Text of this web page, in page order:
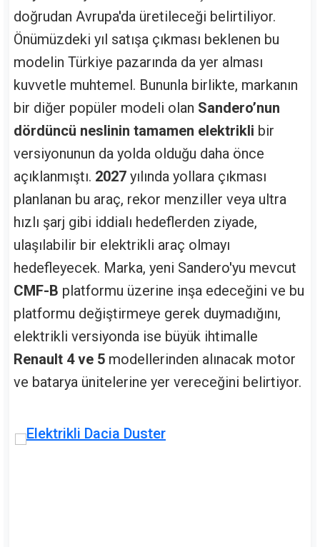
doğrudan Avrupa'da üretileceği belirtiliyor.
Önümüzdeki yıl satışa çıkması beklenen bu
modelin Türkiye pazarında da yer alması
kuvvetle muhtemel. Bununla birlikte, markanın
bir diğer popüler modeli olan Sandero’nun
dördüncü neslinin tamamen elektrikli bir
versiyonunun da yolda olduğu daha önce
açıklanmıştı. 2027 yılında yollara çıkması
planlanan bu araç, rekor menziller veya ultra
hızlı şarj gibi iddialı hedeflerden ziyade,
ulaşılabilir bir elektrikli araç olmayı
hedefleyecek. Marka, yeni Sandero'yu mevcut
CMF-B platformu üzerine inşa edeceğini ve bu
platformu değiştirmeye gerek duymadığını,
elektrikli versiyonda ise büyük ihtimalle
Renault 4 ve 5 modellerinden alınacak motor
ve batarya ünitelerine yer vereceğini belirtiyor.